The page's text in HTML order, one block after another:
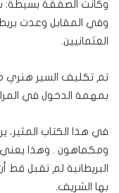
وكانت الصفقة بسيطة:
وفي المقابل وعدت
العثمانيين.
تم تكليف السير هنري
بمهمة الدخول في
في هذا الكتاب
ومكماهون . وهذا يعني
البريطانية لم تقبل
بها الشريف.